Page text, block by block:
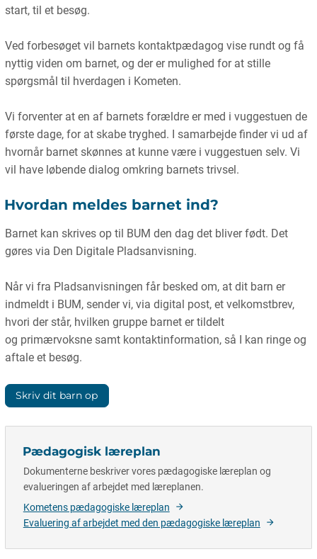
start, til et besøg.
Ved forbesøget vil barnets kontaktpædagog vise rundt og få
nyttig viden om barnet, og der er mulighed for at stille
spørgsmål til hverdagen i Kometen.
Vi forventer at en af barnets forældre er med i vuggestuen de
første dage, for at skabe tryghed. I samarbejde finder vi ud af
hvornår barnet skønnes at kunne være i vuggestuen selv. Vi
vil have løbende dialog omkring barnets trivsel.
Hvordan meldes barnet ind?
Barnet kan skrives op til BUM den dag det bliver født. Det
gøres via Den Digitale Pladsanvisning.
Når vi fra Pladsanvisningen får besked om, at dit barn er
indmeldt i BUM, sender vi, via digital post, et velkomstbrev,
hvori der står, hvilken gruppe barnet er tildelt
og primærvoksne samt kontaktinformation, så I kan ringe og
aftale et besøg.
Skriv dit barn op
Pædagogisk læreplan
Dokumenterne beskriver vores pædagogiske læreplan og
evalueringen af arbejdet med læreplanen.
Kometens pædagogiske læreplan
Evaluering af arbejdet med den pædagogiske læreplan